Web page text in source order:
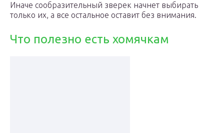
Иначе сообразительный зверек начнет выбирать
только их, а все остальное оставит без внимания.
Что полезно есть хомячкам